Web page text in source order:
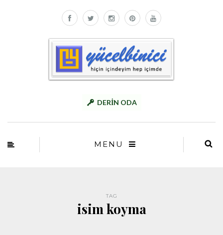
DERİN ODA
MENU
TAG
isim koyma